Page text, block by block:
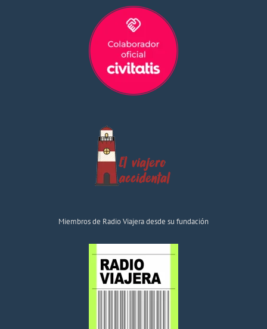
Miembros de Radio Viajera desde su fundación